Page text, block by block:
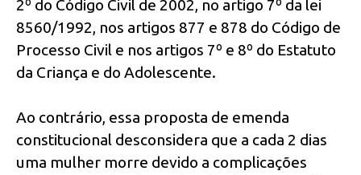
2º do Código Civil de 2002, no artigo 7º da lei
8560/1992, nos artigos 877 e 878 do Código de
Processo Civil e nos artigos 7º e 8º do Estatuto
da Criança e do Adolescente.
Ao contrário, essa proposta de emenda
constitucional desconsidera que a cada 2 dias
uma mulher morre devido a complicações